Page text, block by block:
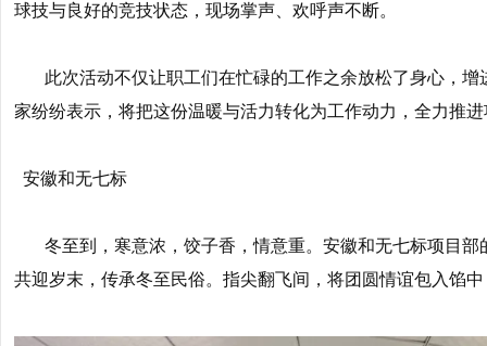
球技与良好的竞技状态，现场掌声、欢呼声不断。
此次活动不仅让职工们在忙碌的工作之余放松了身心，
家纷纷表示，将把这份温暖与活力转化为工作动力，全力推
安徽和无七标
冬至到，寒意浓，饺子香，情意重。安徽和无七标项目
共迎岁末，传承冬至民俗。指尖翻飞间，将团圆情谊包入馅